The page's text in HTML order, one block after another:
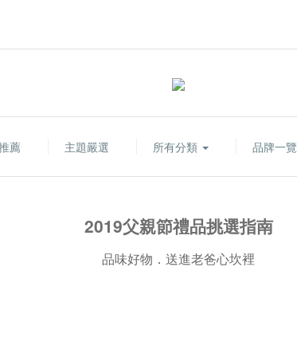
薦 主題嚴選 所有分類 品牌一覽
2019父親節禮品挑選指南
品味好物．送進老爸心坎裡